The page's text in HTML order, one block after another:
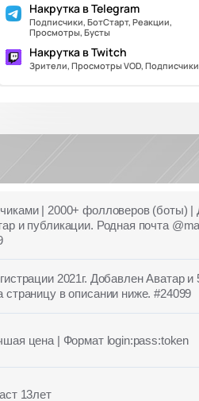
Накрутка в Telegram
Подписчики, БотСтарт, Реакции,
Просмотры, Бусты
Накрутка в Twitch
Зрители, Просмотры VOD, Подписчики
| 2000+ фолловеров (боты) |
и публикации. Родная почта
2021г. Добавлен Аватар и
в описании ниже. #24099
цена | Формат login:pass:token
13лет